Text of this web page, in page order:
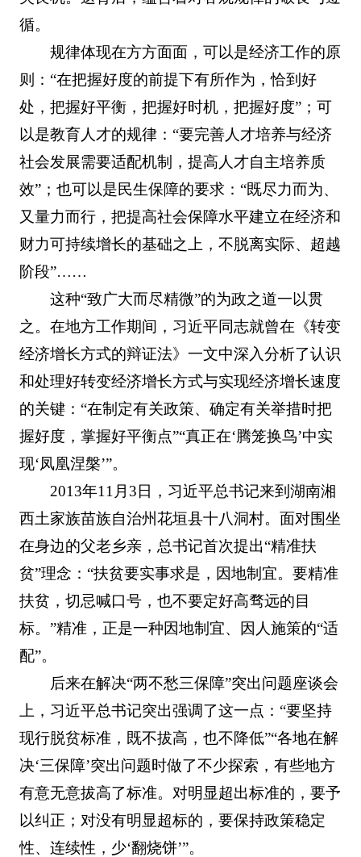
循。
规律体现在方方面面，可以是经济工作的原
则：“在把握好度的前提下有所作为，恰到好
处，把握好平衡，把握好时机，把握好度”；可
以是教育人才的规律：“要完善人才培养与经济
社会发展需要适配机制，提高人才自主培养质
效”；也可以是民生保障的要求：“既尽力而为、
又量力而行，把提高社会保障水平建立在经济和
财力可持续增长的基础之上，不脱离实际、超越
阶段”……
这种“致广大而尽精微”的为政之道一以贯
之。在地方工作期间，习近平同志就曾在《转变
经济增长方式的辩证法》一文中深入分析了认识
和处理好转变经济增长方式与实现经济增长速度
的关键：“在制定有关政策、确定有关举措时把
握好度，掌握好平衡点”“真正在‘腾笼换鸟’中实
现‘凤凰涅槃’”。
2013年11月3日，习近平总书记来到湖南湘
西土家族苗族自治州花垣县十八洞村。面对围坐
在身边的父老乡亲，总书记首次提出“精准扶
贫”理念：“扶贫要实事求是，因地制宜。要精准
扶贫，切忌喊口号，也不要定好高骛远的目
标。”精准，正是一种因地制宜、因人施策的“适
配”。
后来在解决“两不愁三保障”突出问题座谈会
上，习近平总书记突出强调了这一点：“要坚持
现行脱贫标准，既不拔高，也不降低”“各地在解
决‘三保障’突出问题时做了不少探索，有些地方
有意无意拔高了标准。对明显超出标准的，要予
以纠正；对没有明显超标的，要保持政策稳定
性、连续性，少‘翻烧饼’”。